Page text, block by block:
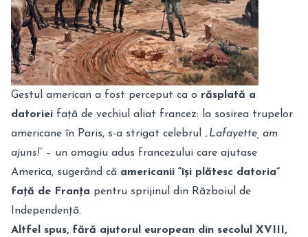
Gestul american a fost perceput ca o răsplată a
datoriei față de vechiul aliat francez: la sosirea trupelor
americane în Paris, s-a strigat celebrul „Lafayette, am
ajuns!” – un omagiu adus francezului care ajutase
America, sugerând că americanii “își plătesc datoria”
față de Franța pentru sprijinul din Războiul de
Independență.
Altfel spus, fără ajutorul european din secolul XVIII,